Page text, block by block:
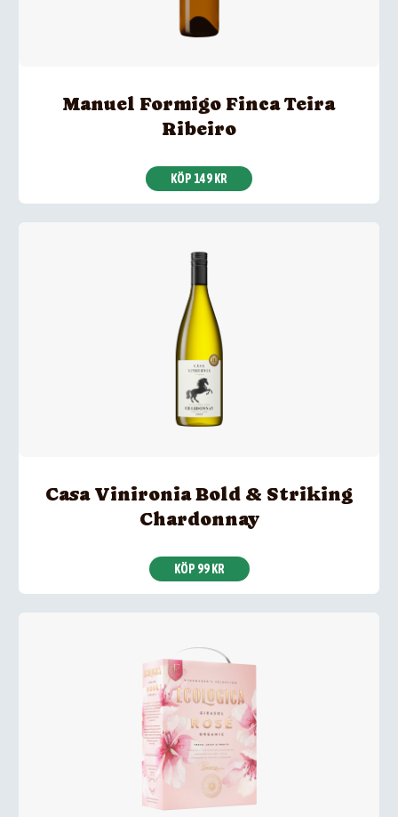
Manuel Formigo Finca Teira
Ribeiro
KÖP 149 KR
Casa Vinironia Bold & Striking
Chardonnay
KÖP 99 KR